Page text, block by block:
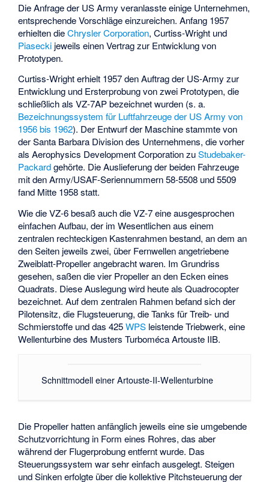
Die Anfrage der US Army veranlasste einige Unternehmen,
entsprechende Vorschläge einzureichen. Anfang 1957
erhielten dieChrysler Corporation, Curtiss-Wright und
Piasecki jeweils einen Vertrag zur Entwicklung von
Prototypen.
Curtiss-Wright erhielt 1957 den Auftrag der US-Army zur
Entwicklung und Ersterprobung von zwei Prototypen, die
schließlich als VZ-7AP bezeichnet wurden (s. a.
Bezeichnungssystem für Luftfahrzeuge der US Army von
1956 bis 1962). Der Entwurf der Maschine stammte von
der Santa Barbara Division des Unternehmens, die vorher
als Aerophysics Development Corporation zuStudebaker-
Packardgehörte. Die Auslieferung der beiden Fahrzeuge
mit den Army/USAF-Seriennummern 58-5508 und 5509
fand Mitte 1958 statt.
Wie die VZ-6 besaß auch die VZ-7 eine ausgesprochen
einfachen Aufbau, der im Wesentlichen aus einem
zentralen rechteckigen Kastenrahmen bestand, an dem an
den Seiten jeweils zwei, über Fernwellen angetriebene
Zweiblatt-Propeller angebracht waren. Im Grundriss
gesehen, saßen die vier Propeller an den Ecken eines
Quadrats. Diese Auslegung wird heute als Quadrocopter
bezeichnet. Auf dem zentralen Rahmen befand sich der
Pilotensitz, die Flugsteuerung, die Tanks für Treib- und
Schmierstoffe und das 425WPS leistende Triebwerk, eine
Wellenturbine des MustersTurboméca Artouste IIB.
Schnittmodell einer Artouste-II-Wellenturbine
Die Propeller hatten anfänglich jeweils eine sie umgebende
Schutzvorrichtung in Form eines Rohres, das aber
während der Flugerprobung entfernt wurde. Das
Steuerungssystem war sehr einfach ausgelegt. Steigen
und Sinken erfolgte über die kollektive Pitchsteuerung der